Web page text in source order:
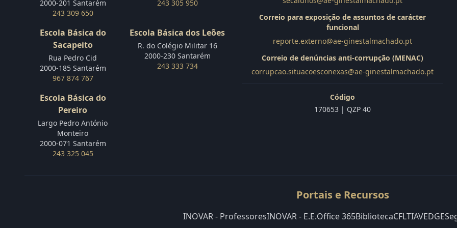
2000-201 Santarém
243 309 650
243 305 950
Escola Básica do
Sacapeito
Rua Pedro Cid
2000-185 Santarém
967 874 767
Escola Básica dos Leões
R. do Colégio Militar 16
2000-230 Santarém
243 333 734
Escola Básica do
Pereiro
Largo Pedro António
Monteiro
2000-071 Santarém
243 325 045
Correio para exposição de assuntos de carácter
funcional
reporte.externo@ae-ginestalmachado.pt
Correio de denúncias anti-corrupção (MENAC)
corrupcao.situacoesconexas@ae-ginestalmachado.pt
Código
170653 | QZP 40
Portais e Recursos
INOVAR - ProfessoresINOVAR - E.E.Office 365BibliotecaCFLTIAVEDGE